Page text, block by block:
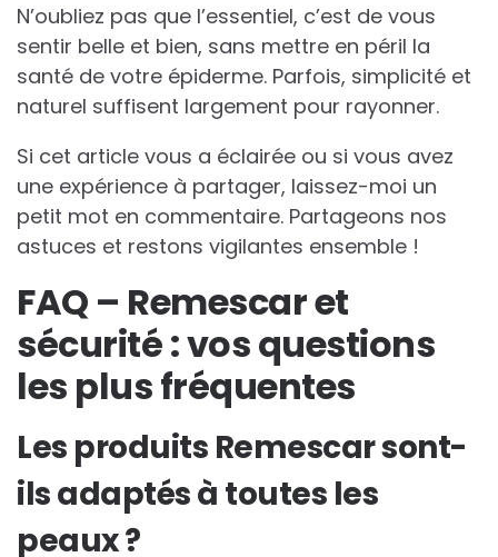
N’oubliez pas que l’essentiel, c’est de vous
sentir belle et bien, sans mettre en péril la
santé de votre épiderme. Parfois, simplicité et
naturel suffisent largement pour rayonner.
Si cet article vous a éclairée ou si vous avez
une expérience à partager, laissez-moi un
petit mot en commentaire. Partageons nos
astuces et restons vigilantes ensemble !
FAQ – Remescar et
sécurité : vos questions
les plus fréquentes
Les produits Remescar sont-
ils adaptés à toutes les
peaux ?